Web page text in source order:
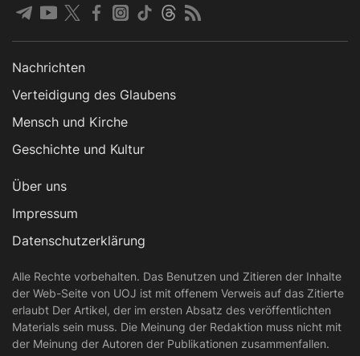
Nachrichten
Verteidigung des Glaubens
Mensch und Kirche
Geschichte und Kultur
Über uns
Impressum
Datenschutzerklärung
Alle Rechte vorbehalten. Das Benutzen und Zitieren der Inhalte
der Web-Seite von UOJ ist mit offenem Verweis auf das Zitierte
erlaubt Der Artikel, der im ersten Absatz des veröffentlichten
Materials sein muss. Die Meinung der Redaktion muss nicht mit
der Meinung der Autoren der Publikationen zusammenfallen.